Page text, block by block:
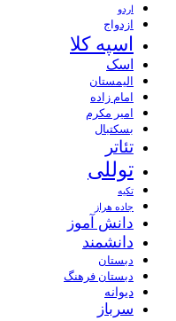
اردو
ازدواج
اسپه کلا
اسک
الیمستان
امام زاده
امیر مکرم
بسکتبال
تئاتر
توللی
تکیه
جاده هراز
دانش آموز
دانشمند
دبستان
دبستان فرهنگ
دیوانه
سرباز